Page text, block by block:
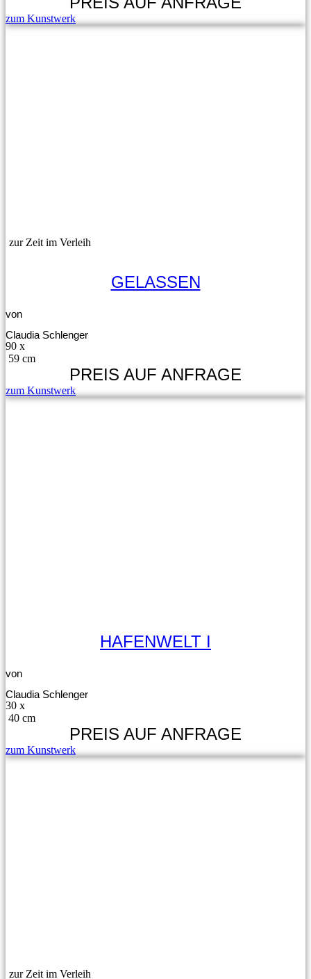
zum Kunstwerk
zur Zeit im Verleih
GELASSEN
von
Claudia Schlenger
90 x
59 cm
PREIS AUF ANFRAGE
zum Kunstwerk
HAFENWELT I
von
Claudia Schlenger
30 x
40 cm
PREIS AUF ANFRAGE
zum Kunstwerk
zur Zeit im Verleih